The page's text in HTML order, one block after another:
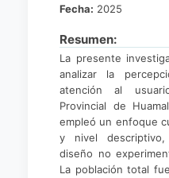
Fecha: 2025
Resumen:
La presente
analizar la
atención al
Provincial de
empleó un enfoque
y nivel
diseño no
La población total